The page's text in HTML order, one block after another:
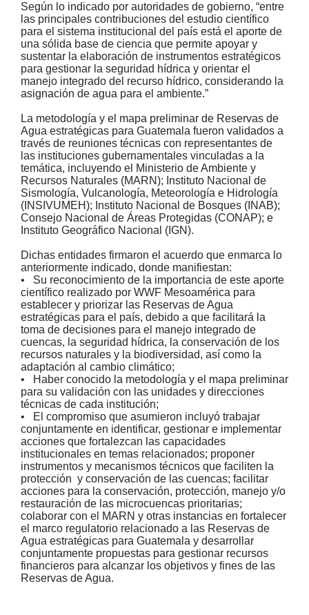
Según lo indicado por autoridades de gobierno, “entre
las principales contribuciones del estudio científico
para el sistema institucional del país está el aporte de
una sólida base de ciencia que permite apoyar y
sustentar la elaboración de instrumentos estratégicos
para gestionar la seguridad hídrica y orientar el
manejo integrado del recurso hídrico, considerando la
asignación de agua para el ambiente.”
La metodología y el mapa preliminar de Reservas de
Agua estratégicas para Guatemala fueron validados a
través de reuniones técnicas con representantes de
las instituciones gubernamentales vinculadas a la
temática, incluyendo el Ministerio de Ambiente y
Recursos Naturales (MARN); Instituto Nacional de
Sismología, Vulcanología, Meteorología e Hidrología
(INSIVUMEH); Instituto Nacional de Bosques (INAB);
Consejo Nacional de Áreas Protegidas (CONAP); e
Instituto Geográfico Nacional (IGN).
Dichas entidades firmaron el acuerdo que enmarca lo
anteriormente indicado, donde manifiestan:
• Su reconocimiento de la importancia de este aporte
científico realizado por WWF Mesoamérica para
establecer y priorizar las Reservas de Agua
estratégicas para el país, debido a que facilitará la
toma de decisiones para el manejo integrado de
cuencas, la seguridad hídrica, la conservación de los
recursos naturales y la biodiversidad, así como la
adaptación al cambio climático;
• Haber conocido la metodología y el mapa preliminar
para su validación con las unidades y direcciones
técnicas de cada institución;
• El compromiso que asumieron incluyó trabajar
conjuntamente en identificar, gestionar e implementar
acciones que fortalezcan las capacidades
institucionales en temas relacionados; proponer
instrumentos y mecanismos técnicos que faciliten la
protección y conservación de las cuencas; facilitar
acciones para la conservación, protección, manejo y/o
restauración de las microcuencas prioritarias;
colaborar con el MARN y otras instancias en fortalecer
el marco regulatorio relacionado a las Reservas de
Agua estratégicas para Guatemala y desarrollar
conjuntamente propuestas para gestionar recursos
financieros para alcanzar los objetivos y fines de las
Reservas de Agua.